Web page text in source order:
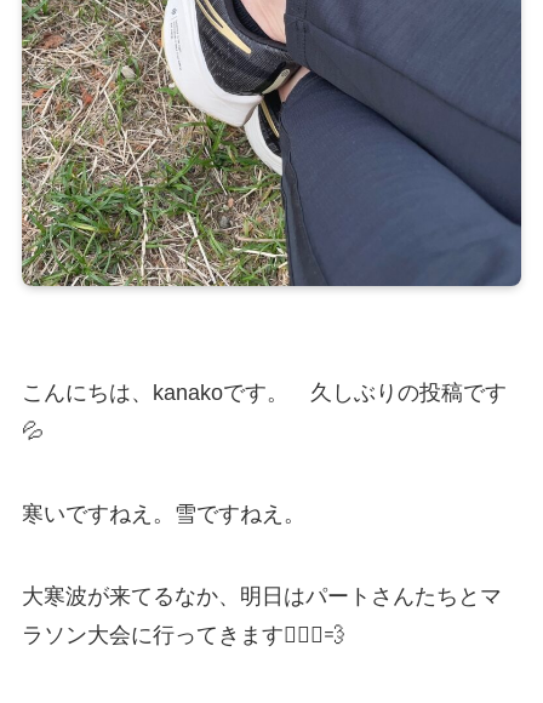
こんにちは、kanakoです。 久しぶりの投稿です
💦
寒いですねえ。雪ですねえ。
大寒波が来てるなか、明日はパートさんたちとマ
ラソン大会に行ってきます🏃🏻‍♀️💨